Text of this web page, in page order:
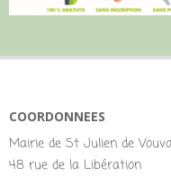
COORDONNEES
Mairie de St Julien de
48 rue de la Libération